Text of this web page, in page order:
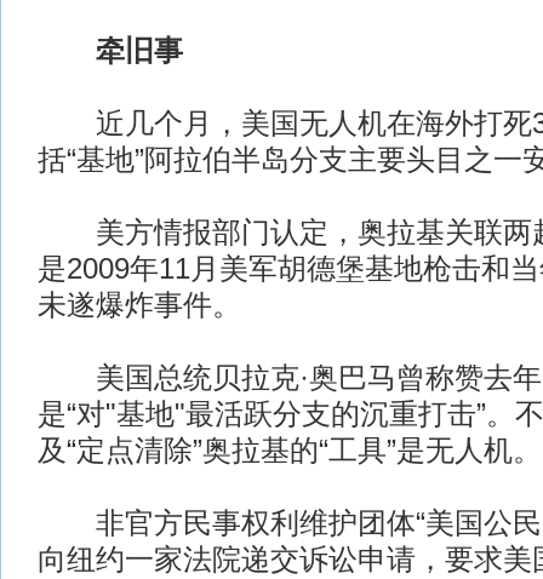
牵旧事
近几个月，美国无人机在海外打死
括“基地”阿拉伯半岛分支主要头目之一
美方情报部门认定，奥拉基关联两
是2009年11月美军胡德堡基地枪击和
未遂爆炸事件。
美国总统贝拉克·奥巴马曾称赞去年
是“对"基地"最活跃分支的沉重打击”。
及“定点清除”奥拉基的“工具”是无人机。
非官方民事权利维护团体“美国公民
向纽约一家法院递交诉讼申请，要求美